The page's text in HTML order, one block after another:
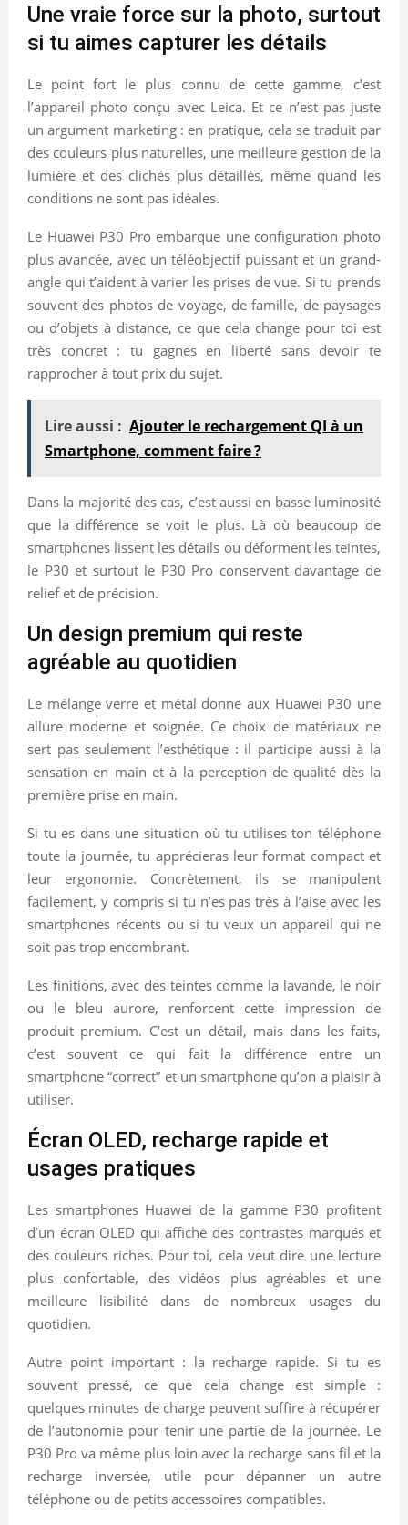
Une vraie force sur la photo, surtout
si tu aimes capturer les détails
Le point fort le plus connu de cette gamme, c’est
l’appareil photo conçu avec Leica. Et ce n’est pas juste
un argument marketing : en pratique, cela se traduit par
des couleurs plus naturelles, une meilleure gestion de la
lumière et des clichés plus détaillés, même quand les
conditions ne sont pas idéales.
Le Huawei P30 Pro embarque une configuration photo
plus avancée, avec un téléobjectif puissant et un grand-
angle qui t’aident à varier les prises de vue. Si tu prends
souvent des photos de voyage, de famille, de paysages
ou d’objets à distance, ce que cela change pour toi est
très concret : tu gagnes en liberté sans devoir te
rapprocher à tout prix du sujet.
Lire aussi : Ajouter le rechargement QI à un
Smartphone, comment faire ?
Dans la majorité des cas, c’est aussi en basse luminosité
que la différence se voit le plus. Là où beaucoup de
smartphones lissent les détails ou déforment les teintes,
le P30 et surtout le P30 Pro conservent davantage de
relief et de précision.
Un design premium qui reste
agréable au quotidien
Le mélange verre et métal donne aux Huawei P30 une
allure moderne et soignée. Ce choix de matériaux ne
sert pas seulement l’esthétique : il participe aussi à la
sensation en main et à la perception de qualité dès la
première prise en main.
Si tu es dans une situation où tu utilises ton téléphone
toute la journée, tu apprécieras leur format compact et
leur ergonomie. Concrètement, ils se manipulent
facilement, y compris si tu n’es pas très à l’aise avec les
smartphones récents ou si tu veux un appareil qui ne
soit pas trop encombrant.
Les finitions, avec des teintes comme la lavande, le noir
ou le bleu aurore, renforcent cette impression de
produit premium. C’est un détail, mais dans les faits,
c’est souvent ce qui fait la différence entre un
smartphone “correct” et un smartphone qu’on a plaisir à
utiliser.
Écran OLED, recharge rapide et
usages pratiques
Les smartphones Huawei de la gamme P30 profitent
d’un écran OLED qui affiche des contrastes marqués et
des couleurs riches. Pour toi, cela veut dire une lecture
plus confortable, des vidéos plus agréables et une
meilleure lisibilité dans de nombreux usages du
quotidien.
Autre point important : la recharge rapide. Si tu es
souvent pressé, ce que cela change est simple :
quelques minutes de charge peuvent suffire à récupérer
de l’autonomie pour tenir une partie de la journée. Le
P30 Pro va même plus loin avec la recharge sans fil et la
recharge inversée, utile pour dépanner un autre
téléphone ou de petits accessoires compatibles.